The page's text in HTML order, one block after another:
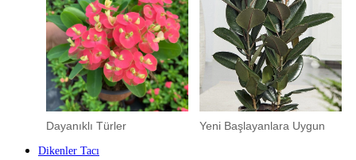
Dayanıklı Türler Yeni Başlayanlara Uygun
Dikenler Tacı